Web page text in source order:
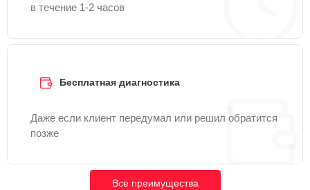
в течение 1-2 часов
Бесплатная диагностика
Даже если клиент передумал или решил обратится
позже
Все преимущества